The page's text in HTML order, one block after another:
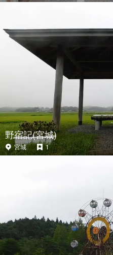
野宿記(宮城)
宮城 1